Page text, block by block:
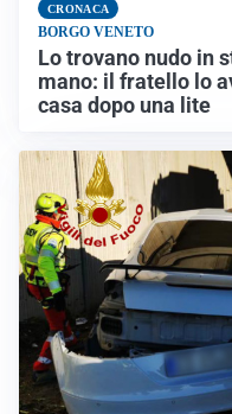
CRONACA
BORGO VENETO
Lo trovano nudo in
mano: il fratello lo
casa dopo una lite